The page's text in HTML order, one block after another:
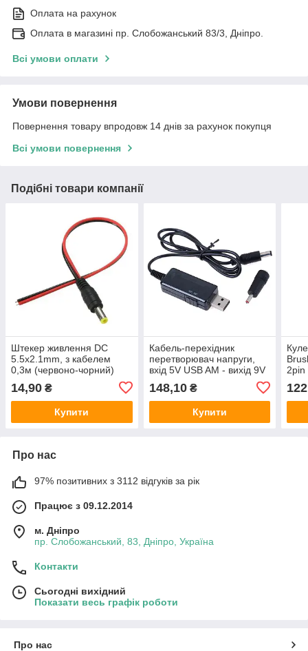
Оплата на рахунок
Оплата в магазині пр. Слобожанський 83/3, Дніпро.
Всі умови оплати
Умови повернення
Повернення товару впродовж 14 днів за рахунок покупця
Всі умови повернення
Подібні товари компанії
Штекер живлення DC
5.5x2.1mm, з кабелем
0,3м (червоно-чорний)
14,90 ₴
Купити
Кабель-перехідник
перетворювач напруги,
вхід 5V USB AM - вихід 9V
5.5х2.5 mm/3.5x1.35mm
148,10₴
Купити
2pin
Про нас
97% позитивних з 3112 відгуків за рік
Працює з 09.12.2014
м. Дніпро
пр. Слобожанський, 83, Дніпро, Україна
Контакти
Сьогодні вихідний
Показати весь графік роботи
Про нас